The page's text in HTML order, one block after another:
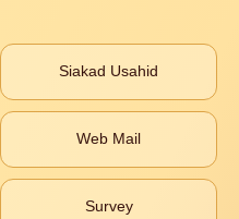
Siakad Usahid
Web Mail
Survey